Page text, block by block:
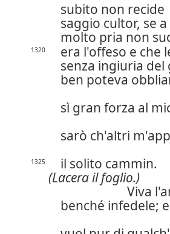
subito non recide
saggio cultor, se
molto pria non
1320
era l'offeso e che
senza ingiuria del
ben poteva
sì gran forza al
sarò ch'altri
1325
il solito cammin.
(Lacera il foglio.)
Viva
benché infedele;